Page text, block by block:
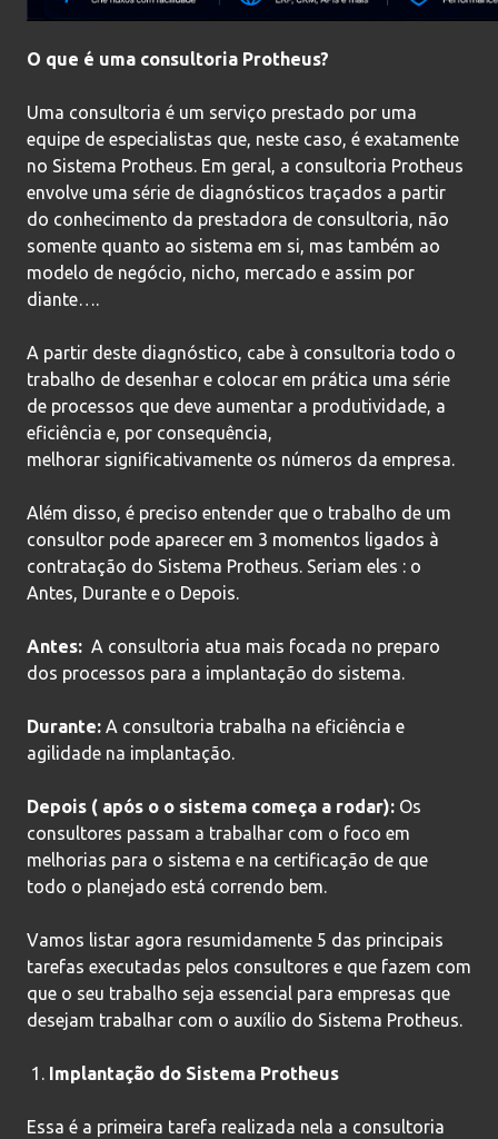
O que é uma consultoria Protheus?
Uma consultoria é um serviço prestado por uma
equipe de especialistas que, neste caso, é exatamente
no Sistema Protheus. Em geral, a consultoria Protheus
envolve uma série de diagnósticos traçados a partir
do conhecimento da prestadora de consultoria, não
somente quanto ao sistema em si, mas também ao
modelo de negócio, nicho, mercado e assim por
diante….
A partir deste diagnóstico, cabe à consultoria todo o
trabalho de desenhar e colocar em prática uma série
de processos que deve aumentar a produtividade, a
eficiência e, por consequência,
melhorar significativamente os números da empresa.
Além disso, é preciso entender que o trabalho de um
consultor pode aparecer em 3 momentos ligados à
contratação do Sistema Protheus. Seriam eles : o
Antes, Durante e o Depois.
Antes: A consultoria atua mais focada no preparo
dos processos para a implantação do sistema.
Durante: A consultoria trabalha na eficiência e
agilidade na implantação.
Depois ( após o o sistema começa a rodar): Os
consultores passam a trabalhar com o foco em
melhorias para o sistema e na certificação de que
todo o planejado está correndo bem.
Vamos listar agora resumidamente 5 das principais
tarefas executadas pelos consultores e que fazem com
que o seu trabalho seja essencial para empresas que
desejam trabalhar com o auxílio do Sistema Protheus.
Implantação do Sistema Protheus
Essa é a primeira tarefa realizada nela a consultoria